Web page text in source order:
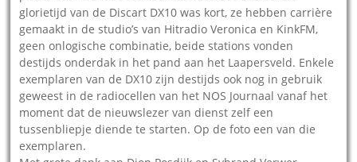
glorietijd van de Discart DX10 was kort, ze hebben carrière
gemaakt in de studio’s van Hitradio Veronica en KinkFM,
geen onlogische combinatie, beide stations vonden
destijds onderdak in het pand aan het Laapersveld. Enkele
exemplaren van de DX10 zijn destijds ook nog in gebruik
geweest in de radiocellen van het NOS Journaal vanaf het
moment dat de nieuwslezer van dienst zelf een
tussenbliepje diende te starten. Op de foto een van die
exemplaren.